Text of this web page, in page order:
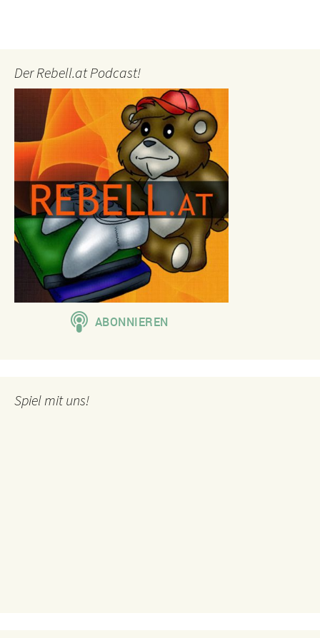
Der Rebell.at Podcast!
Spiel mit uns!